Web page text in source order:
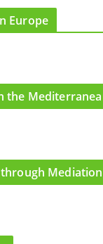
Europe
the
Mediation